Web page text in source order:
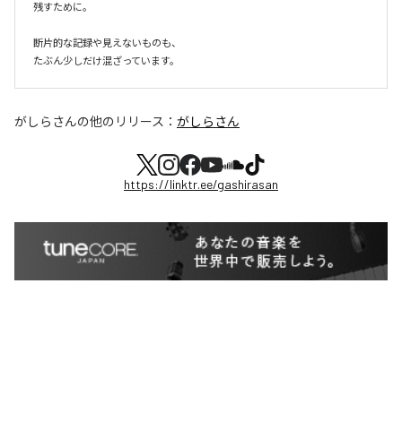
残すために。
断片的な記録や見えないものも、
たぶん少しだけ混ざっています。
がしらさんの他のリリース： がしらさん
https://linktr.ee/gashirasan